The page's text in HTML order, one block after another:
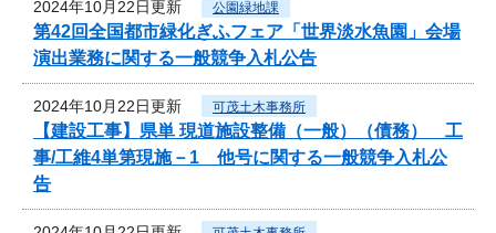
2024年10月22日更新 公園緑地課
第42回全国都市緑化ぎふフェア「世界淡水魚園」会場
演出業務に関する一般競争入札公告
2024年10月22日更新 可茂土木事務所
【建設工事】県単 現道施設整備（一般）（債務） 工
事/工維4単第現施－1 他号に関する一般競争入札公
告